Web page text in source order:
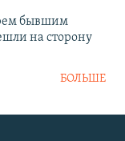
бывшим
на сторону
БОЛЬШЕ